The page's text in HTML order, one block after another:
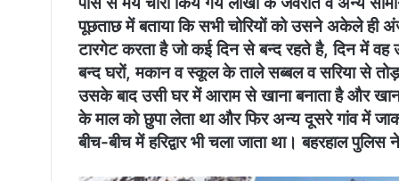
पूछताछ में बताया कि सभी चोरियों को उसने अकेले ही
टारगेट करता है जो कई दिन से बन्द रहते है, दिन में
बन्द घरों, मकान व स्कूल के ताले सब्बल व सरिया से
उसके बाद उसी घर में आराम से खाना बनाता है और
के माल को छुपा लेता था और फिर अन्य दूसरे गांव में
बीच-बीच में हरिद्वार भी चला जाता था। बहरहाल